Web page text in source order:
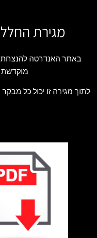
מגירת
באתר האנדרטה להנצחת
מוקדשת
לתוך מגירה זו יכול כל